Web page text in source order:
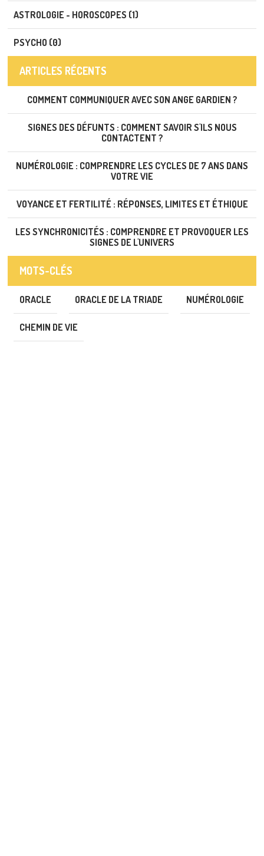
ASTROLOGIE - HOROSCOPES (1)
PSYCHO (0)
ARTICLES RÉCENTS
COMMENT COMMUNIQUER AVEC SON ANGE GARDIEN ?
SIGNES DES DÉFUNTS : COMMENT SAVOIR S'ILS NOUS
CONTACTENT ?
NUMÉROLOGIE : COMPRENDRE LES CYCLES DE 7 ANS DANS
VOTRE VIE
VOYANCE ET FERTILITÉ : RÉPONSES, LIMITES ET ÉTHIQUE
LES SYNCHRONICITÉS : COMPRENDRE ET PROVOQUER LES
SIGNES DE L'UNIVERS
MOTS-CLÉS
ORACLE ORACLE DE LA TRIADE NUMÉROLOGIE
CHEMIN DE VIE